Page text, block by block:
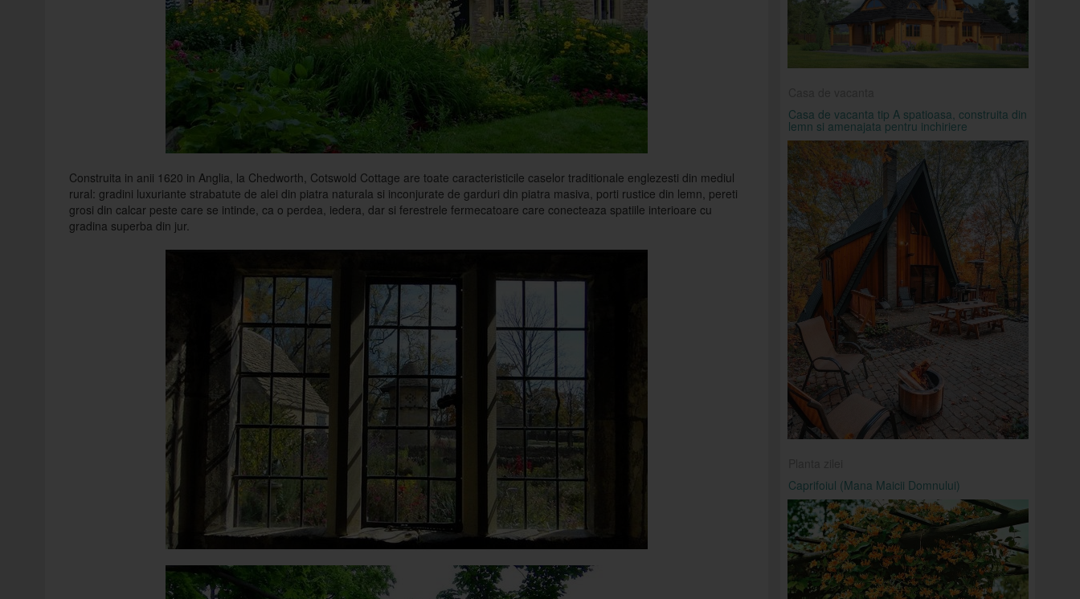
Construita in anii 1620 in Anglia, la Chedworth, Cotswold Cottage are toate caracteristicile caselor traditionale englezesti din mediul
rural: gradini luxuriante strabatute de alei din piatra naturala si inconjurate de garduri din piatra masiva, porti rustice din lemn, pereti
grosi din calcar peste care se intinde, ca o perdea, iedera, dar si ferestrele fermecatoare care conecteaza spatiile interioare cu
gradina superba din jur.
Casa de vacanta tip A spatioasa, construita din
lemn si amenajata pentru inchiriere
Caprifoiul (Mana Maicii Domnului)